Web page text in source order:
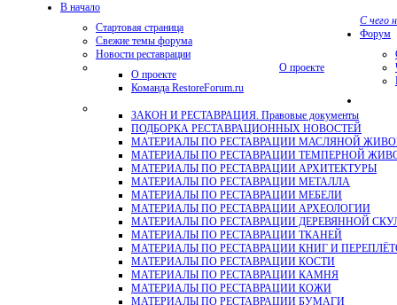
В начало
С чего
Стартовая страница
Свежие темы форума
Новости реставрации
О проекте
О проекте
Команда RestoreForum.ru
Форум
ЗАКОН И РЕСТАВРАЦИЯ. Правовые документы
ПОДБОРКА РЕСТАВРАЦИОННЫХ НОВОСТЕЙ
МАТЕРИАЛЫ ПО РЕСТАВРАЦИИ МАСЛЯНОЙ
МАТЕРИАЛЫ ПО РЕСТАВРАЦИИ ТЕМПЕРНОЙ
МАТЕРИАЛЫ ПО РЕСТАВРАЦИИ АРХИТЕКТУРЫ
МАТЕРИАЛЫ ПО РЕСТАВРАЦИИ МЕТАЛЛА
МАТЕРИАЛЫ ПО РЕСТАВРАЦИИ МЕБЕЛИ
МАТЕРИАЛЫ ПО РЕСТАВРАЦИИ АРХЕОЛОГИИ
МАТЕРИАЛЫ ПО РЕСТАВРАЦИИ ДЕРЕВЯННОЙ
МАТЕРИАЛЫ ПО РЕСТАВРАЦИИ ТКАНЕЙ
МАТЕРИАЛЫ ПО РЕСТАВРАЦИИ КНИГ И
МАТЕРИАЛЫ ПО РЕСТАВРАЦИИ КОСТИ
МАТЕРИАЛЫ ПО РЕСТАВРАЦИИ КАМНЯ
МАТЕРИАЛЫ ПО РЕСТАВРАЦИИ КОЖИ
МАТЕРИАЛЫ ПО РЕСТАВРАЦИИ БУМАГИ